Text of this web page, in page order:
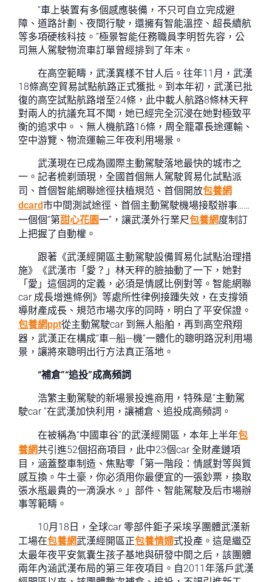
“車上裝置有多個感應裝備，不只可自立完成避
障、道路計劃、夜間行駛，還擁有智能溫控、超長續航
等多項硬核科技。”極景智能任務職員李明哲先容，公
司無人駕駛物流車訂單曾經排到了年末。
在高空範疇，武漢異樣不甘人后。往年11月，武漢
18條高空貿易試點航路正式獲批。到本年初，武漢已批
復的高空試點航路增至24條，此中載人航路8條林天秤
對兩人的抗議充耳不聞，她已經完全沉浸在她對極致平
衡的追求中。、無人機航路16條，周全籠罩長途運輸、
空中游覽、物流運輸三年夜利用場景。
武漢現在已成為國際主動駕駛落地最快的城市之
一。記者梳剃頭現，全國首個無人駕駛貿易化試點派
司、首個智能網聯途徑扶植規范、首個開放包養網
dcard市中間測試途徑、首個主動駕駛機場接駁辦事……
一個個“第甜心花園一”，讓武漢外行業尺包養網度制訂
上把握了自動權。
跟著《武漢經開區主動駕駛設備貿易化試點治理措
施》《武漢市「愛？」林天秤的臉抽動了一下，她對
「愛」這個詞的定義，必須是情感比例對等。智能網聯
car 成長增進條例》等處所性律例接踵失效，在支撐領
導財產成長、規范市場次序的同時，明白了平安保證。
包養網ppt從主動駕駛car 到無人船舶，再到高空飛翔
器，武漢正在構成“車—船—機”一體化的聰明路況利用場
景，讓將來聰明出行方法真正落地。
“補倉”“追投”成高頻詞
浩繁主動駕駛的新場景投進商用，特殊是“主動駕
駛car ”在武漢加快利用，讓補倉、追投成高頻詞。
在被稱為“中國車谷”的武漢經開區，本年上半年包
養網共引進52個招商項目，此中23個car 全財產鏈項
目，涵蓋整車制造、焦點零「第一階段：情感對等與質
感互換。牛土豪，你必須用你最便宜的一張鈔票，換取
張水瓶最貴的一滴淚水。」部件、智能駕駛及后市場辦
事等範疇。
10月18日，全球car 零部件鉅子采埃孚團體武漢新
工場在包養網武漢經開區正包養情婦式投產。這是繼亞
太最年夜平安氣囊生孩子基地與研發中間之后，該團體
兩年內涵武漢布局的第三年夜項目。自2011年落戶武漢